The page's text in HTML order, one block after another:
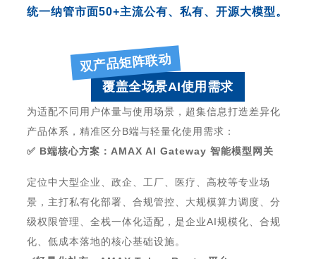
统一纳管市面50+主流公有、私有、开源大模型。
双产品矩阵联动
覆盖全场景AI使用需求
为适配不同用户体量与使用场景，超集信息打造差异化
产品体系，精准区分B端与轻量化使用需求：
✅ B端核心方案： AMAX AI Gateway智能模型网关
定位中大型企业、政企、工厂、医疗、高校等专业场
景，主打私有化部署、合规管控、大规模算力调度、分
级权限管理、全栈一体化适配，是企业AI规模化、合规
化、低成本落地的核心基础设施。